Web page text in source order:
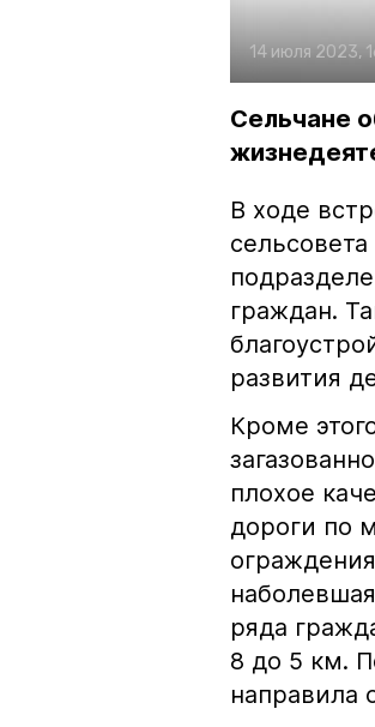
14 июля 2023,
Сельчане
В ходе
граждан.
развития
Кроме
плохое
дороги по
ряда
8 до 5 км.
направила